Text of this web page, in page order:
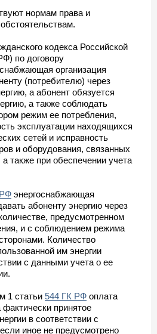
нормам права и
кодекса Российской
по договору
организация
(потребителю) через
а абонент обязуется
а также соблюдать
режим ее потребления,
эксплуатации находящихся
сетей и исправность
и оборудования, связанных
также при обеспечении учета
энергоснабжающая
абоненту энергию через
предусмотренном
и с соблюдением режима
Количество
им энергии
с данными учета о ее
1 статьи 544 ГК РФ оплата
фактически принятое
в соответствии с
иное не предусмотрено